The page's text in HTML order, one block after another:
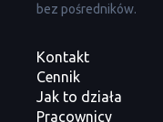
bez pośredników.
Kontakt
Cennik
Jak to działa
Pracownicy